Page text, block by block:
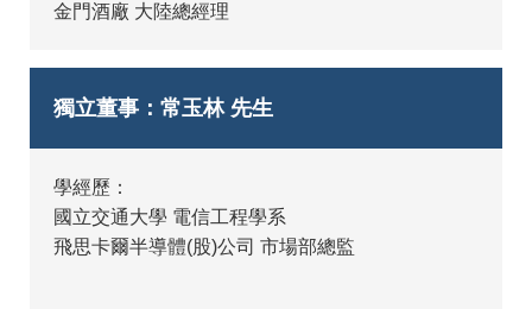
金門酒廠 大陸總經理
獨立董事：常玉林 先生
學經歷：
國立交通大學 電信工程學系
飛思卡爾半導體(股)公司 市場部總監